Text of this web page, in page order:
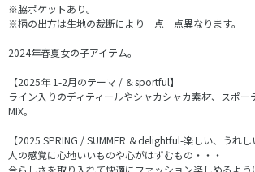
※脇ポケットあり。
※柄の出方は生地の裁断により一点一点異なります。
2024年春夏女の子アイテム。
【2025年 1-2月のテーマ / ＆sportful】
ライン入りのディティールやシャカシャカ素材、スポー
MIX。
【2025 SPRING / SUMMER ＆delightful-楽しい、うれし
人の感覚に心地いいものや心がはずむもの・・・